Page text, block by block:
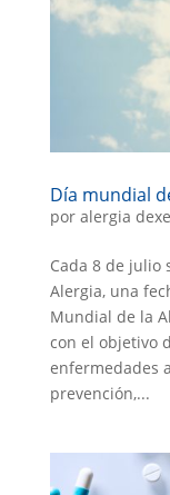
Día mundial
por alergia
Cada 8 de julio
Alergia, una
Mundial de la
con el objetivo
enfermedades
prevención,...